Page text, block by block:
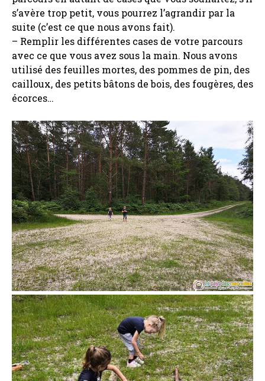
s’avère trop petit, vous pourrez l’agrandir par la
suite (c’est ce que nous avons fait).
– Remplir les différentes cases de votre parcours
avec ce que vous avez sous la main. Nous avons
utilisé des feuilles mortes, des pommes de pin, des
cailloux, des petits bâtons de bois, des fougères, des
écorces…